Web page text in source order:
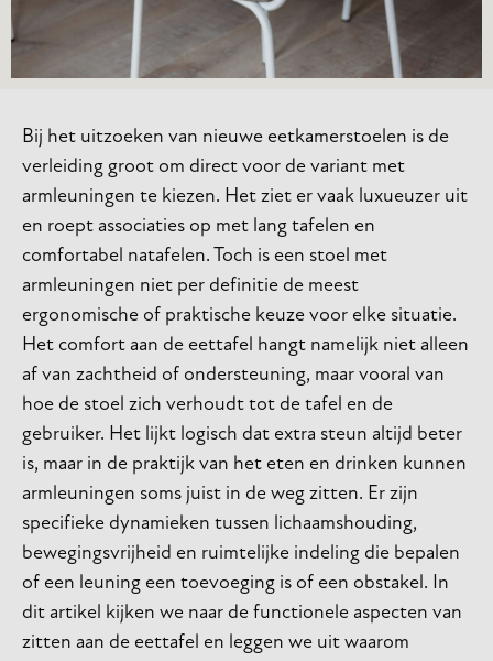
Bij het uitzoeken van nieuwe eetkamerstoelen is de
verleiding groot om direct voor de variant met
armleuningen te kiezen. Het ziet er vaak luxueuzer uit
en roept associaties op met lang tafelen en
comfortabel natafelen. Toch is een stoel met
armleuningen niet per definitie de meest
ergonomische of praktische keuze voor elke situatie.
Het comfort aan de eettafel hangt namelijk niet alleen
af van zachtheid of ondersteuning, maar vooral van
hoe de stoel zich verhoudt tot de tafel en de
gebruiker. Het lijkt logisch dat extra steun altijd beter
is, maar in de praktijk van het eten en drinken kunnen
armleuningen soms juist in de weg zitten. Er zijn
specifieke dynamieken tussen lichaamshouding,
bewegingsvrijheid en ruimtelijke indeling die bepalen
of een leuning een toevoeging is of een obstakel. In
dit artikel kijken we naar de functionele aspecten van
zitten aan de eettafel en leggen we uit waarom